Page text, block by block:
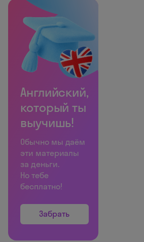
Английский,
который ты
выучишь!
Обычно мы даём
эти материалы
за деньги.
Но тебе
бесплатно!
Забрать